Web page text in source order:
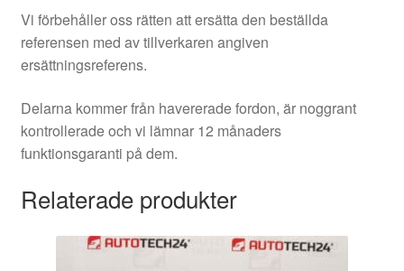
Vi förbehåller oss rätten att ersätta den beställda
referensen med av tillverkaren angiven
ersättningsreferens.
Delarna kommer från havererade fordon, är noggrant
kontrollerade och vi lämnar 12 månaders
funktionsgaranti på dem.
Relaterade produkter